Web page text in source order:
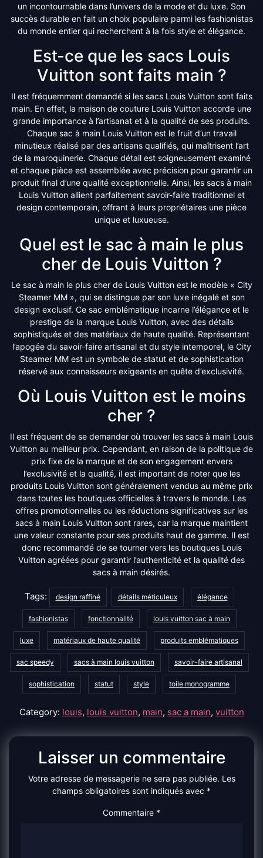
un incontournable dans l’univers de la mode et du luxe. Son
succès durable en fait un choix populaire parmi les fashionistas
du monde entier qui recherchent à la fois style et élégance.
Est-ce que les sacs Louis
Vuitton sont faits main ?
Il est fréquemment demandé si les sacs Louis Vuitton sont faits
main. En effet, la maison de couture Louis Vuitton accorde une
grande importance à l’artisanat et à la qualité de ses produits.
Chaque sac à main Louis Vuitton est le fruit d’un travail
minutieux réalisé par des artisans qualifiés, qui maîtrisent l’art
de la maroquinerie. Chaque détail est soigneusement examiné
et chaque pièce est assemblée avec précision pour garantir un
produit final d’une qualité exceptionnelle. Ainsi, les sacs à main
Louis Vuitton allient parfaitement savoir-faire traditionnel et
design contemporain, offrant à leurs propriétaires une pièce
unique et luxueuse.
Quel est le sac à main le plus
cher de Louis Vuitton ?
Le sac à main le plus cher de Louis Vuitton est le modèle « City
Steamer MM », qui se distingue par son luxe inégalé et son
design exclusif. Ce sac emblématique incarne l’élégance et le
prestige de la marque Louis Vuitton, avec des détails
sophistiqués et des matériaux de haute qualité. Représentant
l’apogée du savoir-faire artisanal et du style intemporel, le City
Steamer MM est un symbole de statut et de sophistication
réservé aux connaisseurs exigeants en quête d’exclusivité.
Où Louis Vuitton est le moins
cher ?
Il est fréquent de se demander où trouver les sacs à main Louis
Vuitton au meilleur prix. Cependant, en raison de la politique de
prix fixe de la marque et de son engagement envers
l’exclusivité et la qualité, il est important de noter que les
produits Louis Vuitton sont généralement vendus au même prix
dans toutes les boutiques officielles à travers le monde. Les
offres promotionnelles ou les réductions significatives sur les
sacs à main Louis Vuitton sont rares, car la marque maintient
une valeur constante pour ses produits haut de gamme. Il est
donc recommandé de se tourner vers les boutiques Louis
Vuitton agréées pour garantir l’authenticité et la qualité des
sacs à main désirés.
Tags: design raffiné détails méticuleux élégance
fashionistas fonctionnalité louis vuitton sac à main
luxe matériaux de haute qualité produits emblématiques
sac speedy sacs à main louis vuitton savoir-faire artisanal
sophistication statut style toile monogramme
Category: louis, louis vuitton, main, sac a main, vuitton
Laisser un commentaire
Votre adresse de messagerie ne sera pas publiée. Les
champs obligatoires sont indiqués avec *
Commentaire *